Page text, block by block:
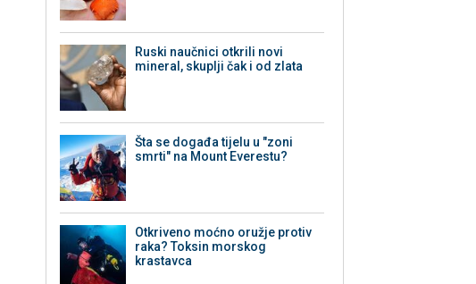
Ruski naučnici otkrili novi
mineral, skuplji čak i od zlata
Šta se događa tijelu u "zoni
smrti" na Mount Everestu?
Otkriveno moćno oružje protiv
raka? Toksin morskog
krastavca